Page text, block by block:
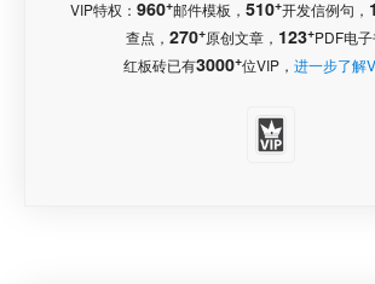
VIP特权： 960+邮件模板， 510+开发信例句，
查点， 270+原创文章， 123+PDF电子
红板砖已有3000+位VIP， 进一步了解